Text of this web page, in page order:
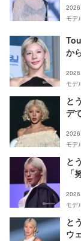
モデ
か
ン
モデ
と
デ
モデ
と
モデ
と
ウ